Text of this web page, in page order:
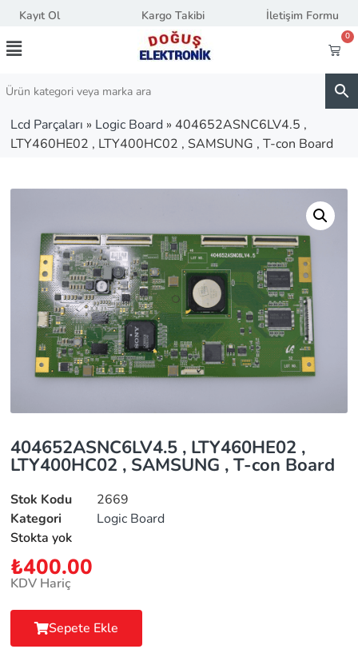
Kayıt Ol Kargo Takibi İletişim Formu
0
Lcd Parçaları » Logic Board » 404652ASNC6LV4.5 ,
LTY460HE02 , LTY400HC02 , SAMSUNG , T-con Board
404652ASNC6LV4.5 , LTY460HE02 ,
LTY400HC02 , SAMSUNG , T-con Board
Stok Kodu
2669
Kategori
Logic Board
Stokta yok
₺400.00
KDV Hariç
Sepete Ekle